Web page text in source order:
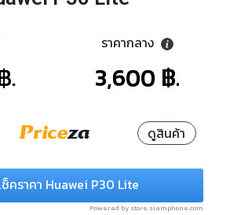
.
ราคากลาง
3,600 ฿.
ดูสินค้า
ช็คราคา Huawei P30 Lite
Powered by store.siamphone.com